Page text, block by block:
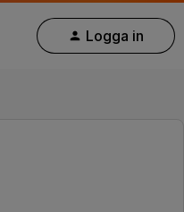
Logga in